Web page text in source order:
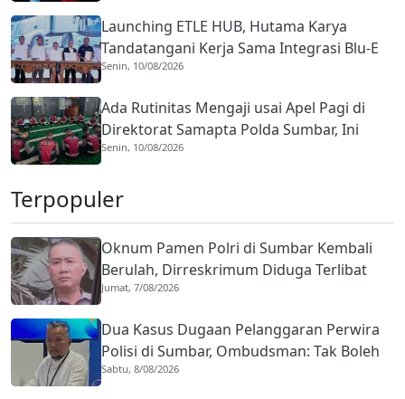
Launching ETLE HUB, Hutama Karya
Tandatangani Kerja Sama Integrasi Blu-E
Senin, 10/08/2026
Ada Rutinitas Mengaji usai Apel Pagi di
Direktorat Samapta Polda Sumbar, Ini
Tujuannya
Senin, 10/08/2026
Terpopuler
Oknum Pamen Polri di Sumbar Kembali
Berulah, Dirreskrimum Diduga Terlibat
Kekerasan dengan Seorang Sopir
Jumat, 7/08/2026
Dua Kasus Dugaan Pelanggaran Perwira
Polisi di Sumbar, Ombudsman: Tak Boleh
Ada Toleransi
Sabtu, 8/08/2026